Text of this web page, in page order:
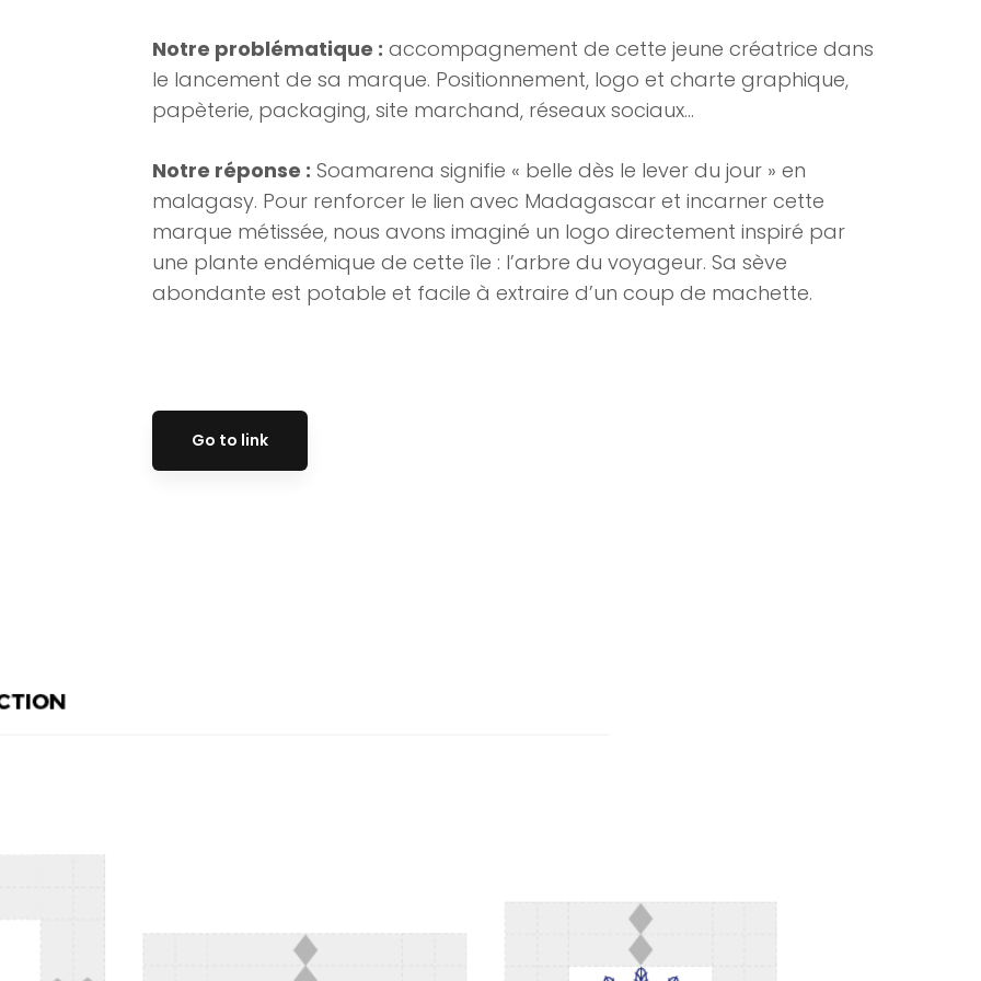
Notre problématique : accompagnement de cette jeune créatrice dans
le lancement de sa marque. Positionnement, logo et charte graphique,
papèterie, packaging, site marchand, réseaux sociaux…
Notre réponse : Soamarena signifie « belle dès le lever du jour » en
malagasy. Pour renforcer le lien avec Madagascar et incarner cette
marque métissée, nous avons imaginé un logo directement inspiré par
une plante endémique de cette île : l’arbre du voyageur. Sa sève
abondante est potable et facile à extraire d’un coup de machette.
Go to link